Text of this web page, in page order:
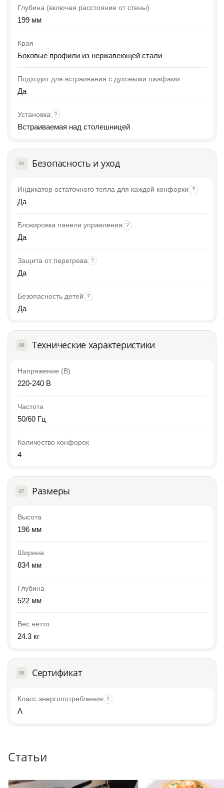
Глубина (включая расстояние от стены)
199 мм
Края
Боковые профили из нержавеющей стали
Подходит для встраивания с духовыми шкафами
Да
Установка ?
Встраиваемая над столешницей
05 Безопасность и уход
Индикатор остаточного тепла для каждой конфорки ?
Да
Блокировка панели управления ?
Да
Защита от перегрева ?
Да
Безопасность детей ?
Да
06 Технические характеристики
Напряжение (В)
220-240 B
Частота
50/60 Гц
Количество конфорок
4
07 Размеры
Высота
196 мм
Ширина
834 мм
Глубина
522 мм
Вес нетто
24.3 кг
08 Сертификат
Класс энергопотребления ?
A
Статьи